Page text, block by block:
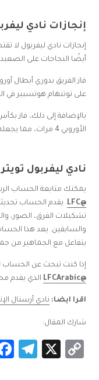
إنجازات نادي
إنجازات نادي ليفربول لا
أيضًا النجاحات على الصعيد
على توتنهام هوتسبير في
الأوروبي 4 مرات، مما يجعله واحدًا من أنجح الأندية في تاريخ كرة القدم.
نادي ليفربول تويتر
يمكنك متابعة الحساب
@LFC
. يقدم الحساب
تشكيلات الفرق، الصور،
والسابقين. يعد هذا
يتفاعل مع الجماهير من
إذا كنت تبحث عن الحساب
@LFCArabic
الذي يقدم
اقرا ايضا: نادي أرسنال
شارك المقال:
Copy
X